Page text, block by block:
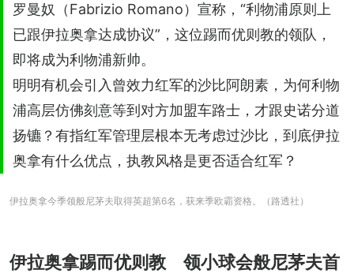
罗曼奴（Fabrizio Romano）宣称，“利物浦原则上
已跟伊拉奥拿达成协议”，这位踢而优则教的领队，
即将成为利物浦新帅。
明明有机会引入曾效力红军的沙比阿朗素，为何利物
浦高层仿佛刻意等到对方加盟车路士，才跟史诺分道
扬镳？有指红军管理层根本无考虑过沙比，到底伊拉
奥拿有什么优点，执教风格是更否适合红军？
伊拉奥拿今季领般尼茅夫取得英超第6名，获来季欧霸资格。（路透社）
伊拉奥拿踢而优则教 领小球会般尼茅夫首